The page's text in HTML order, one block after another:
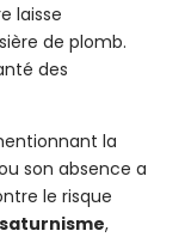
laisse
de plomb.
des
la
son absence a
le risque
,